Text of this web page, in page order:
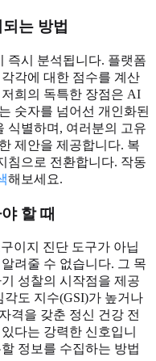
는 방법
즉시 분석됩니다. 플랫폼
각에 대한 점수를 계산
희의 독특한 장점은 AI
숫자를 넘어선 개인화된
식별하며, 여러분의 고유
제안을 제공합니다. 복
침으로 전환합니다. 작동
해보세요.
할 때
이지 진단 도구가 아닙
려줄 수 없습니다. 그 목
성찰의 시작점을 제공
도 지수(GSI)가 높거나
격을 갖춘 정신 건강 전
다는 강력한 신호입니
정보를 수집하는 방법